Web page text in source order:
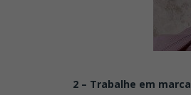
2 – Trabalhe em